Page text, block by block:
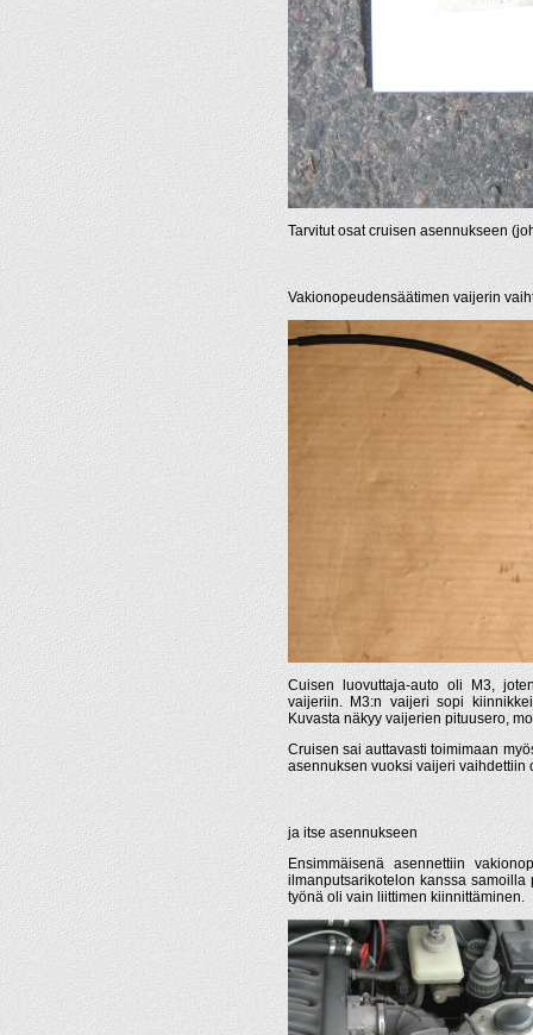
Tarvitut osat cruisen asennukseen
Vakionopeudensäätimen vaijerin
Cuisen luovuttaja-auto oli M3,
vaijeriin. M3:n vaijeri sopi
Kuvasta näkyy vaijerien pituusero,
Cruisen sai auttavasti toimimaan
asennuksen vuoksi vaijeri vaihdettiin
ja itse asennukseen
Ensimmäisenä asennettiin
ilmanputsarikotelon kanssa
työnä oli vain liittimen kiinnittäminen.